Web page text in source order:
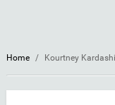
Home / Kourtney